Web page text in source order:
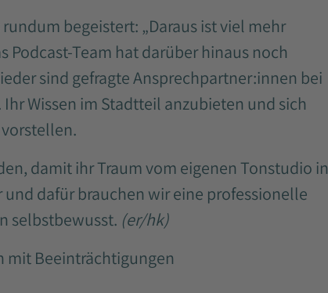
begeistert: „Daraus ist viel mehr
Podcast-Team hat darüber hinaus noch
sind gefragte Ansprechpartner:innen bei
Wissen im Stadtteil anzubieten und sich
damit ihr Traum vom eigenen Tonstudio in
dafür brauchen wir eine professionelle
selbstbewusst. (er/hk)
mit Beeinträchtigungen